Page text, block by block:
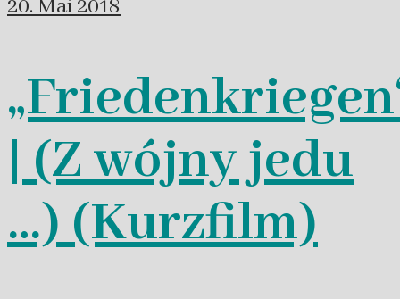
20. Mai 2018
| (Z wójny jedu
…) (Kurzfilm)